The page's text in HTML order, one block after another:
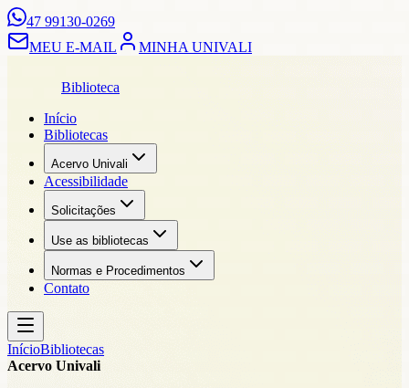
47 99130-0269
MEU E-MAIL
MINHA UNIVALI
Biblioteca
Início
Bibliotecas
Acervo Univali
Acessibilidade
Solicitações
Use as bibliotecas
Normas e Procedimentos
Contato
InícioBibliotecas
Acervo Univali